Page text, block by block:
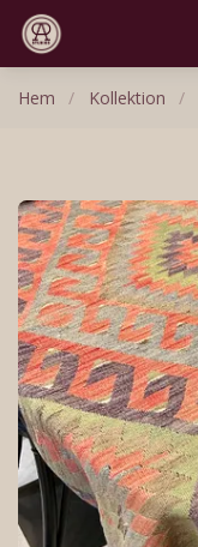
Hem / Kollektion /